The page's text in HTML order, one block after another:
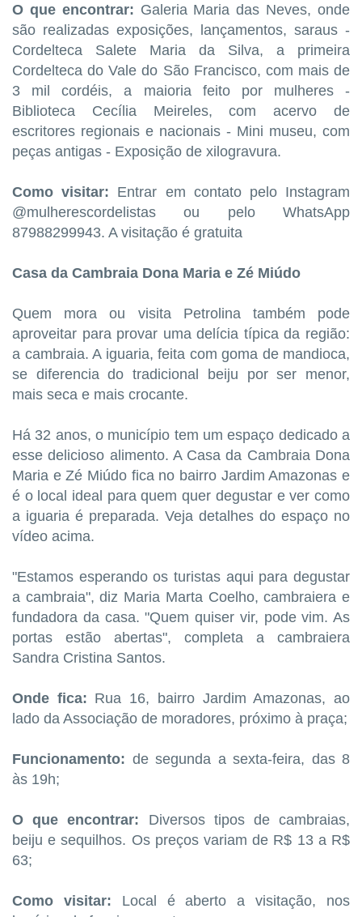
O que encontrar: Galeria Maria das Neves, onde
são realizadas exposições, lançamentos, saraus -
Cordelteca Salete Maria da Silva, a primeira
Cordelteca do Vale do São Francisco, com mais de
3 mil cordéis, a maioria feito por mulheres -
Biblioteca Cecília Meireles, com acervo de
escritores regionais e nacionais - Mini museu, com
peças antigas - Exposição de xilogravura.
Como visitar: Entrar em contato pelo Instagram
@mulherescordelistas ou pelo WhatsApp
87988299943. A visitação é gratuita
Casa da Cambraia Dona Maria e Zé Miúdo
Quem mora ou visita Petrolina também pode
aproveitar para provar uma delícia típica da região:
a cambraia. A iguaria, feita com goma de mandioca,
se diferencia do tradicional beiju por ser menor,
mais seca e mais crocante.
Há 32 anos, o município tem um espaço dedicado a
esse delicioso alimento. A Casa da Cambraia Dona
Maria e Zé Miúdo fica no bairro Jardim Amazonas e
é o local ideal para quem quer degustar e ver como
a iguaria é preparada. Veja detalhes do espaço no
vídeo acima.
"Estamos esperando os turistas aqui para degustar
a cambraia", diz Maria Marta Coelho, cambraiera e
fundadora da casa. "Quem quiser vir, pode vim. As
portas estão abertas", completa a cambraiera
Sandra Cristina Santos.
Onde fica: Rua 16, bairro Jardim Amazonas, ao
lado da Associação de moradores, próximo à praça;
Funcionamento: de segunda a sexta-feira, das 8
às 19h;
O que encontrar: Diversos tipos de cambraias,
beiju e sequilhos. Os preços variam de R$ 13 a R$
63;
Como visitar: Local é aberto a visitação, nos